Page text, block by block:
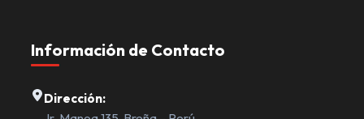
Información de Contacto
Dirección: